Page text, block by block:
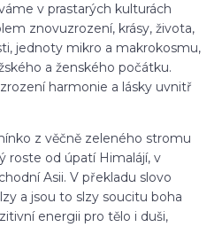
v prastarých kulturách
znovuzrození, krásy, života,
jednoty mikro a makrokosmu,
a ženského počátku.
harmonie a lásky uvnitř
z věčně zeleného stromu
roste od úpatí Himalájí, v
Asii. V překladu slovo
a jsou to slzy soucitu boha
energii pro tělo i duši,